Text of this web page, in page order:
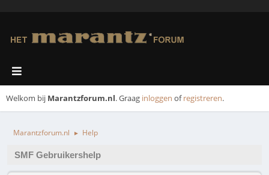
Welkom bij Marantzforum.nl. Graag inloggen ofregistreren.
Marantzforum.nl ► Help
SMF Gebruikershelp